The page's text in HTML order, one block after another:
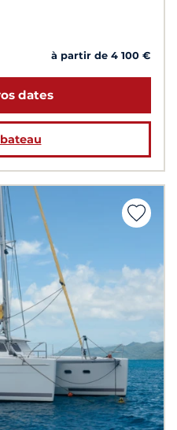
à partir de 4 100 €
dates